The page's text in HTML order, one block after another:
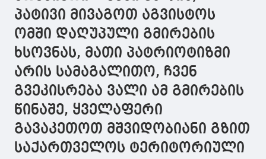
დროს ნანახი
გვაქვს - ჩვენი
ხელისუფლების
მხრიდან მყისიერი
რეაგირება მოხდა
ამ გმირების
წინაშე,
ყველაფერი
გავაკეთოთ
პატივი მივაგოთ აგვისტოს
ომში დაღუპული გმირების
ხსოვნას, მათი პატრიოტიზმი
არის სამაგალითო, ჩვენ
გვეკისრება ვალი ამ გმირების
წინაშე, ყველაფერი
გავაკეთოთ მშვიდობიანი გზით
საქართველოს ტერიტორიული